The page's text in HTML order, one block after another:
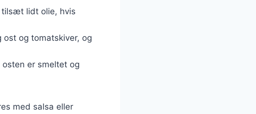
tilsæt lidt olie, hvis
og tomatskiver, og
er smeltet og
med salsa eller